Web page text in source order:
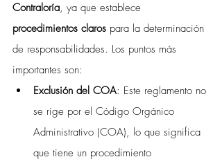
Contraloría, ya que establece
procedimientos claros para la determinación
de responsabilidades. Los puntos más
importantes son:
Exclusión del COA: Este reglamento no
se rige por el Código Orgánico
Administrativo (COA), lo que significa
que tiene un procedimiento